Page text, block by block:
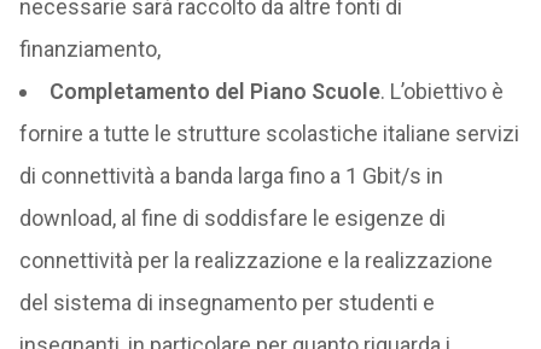
necessarie sarà raccolto da altre fonti di
finanziamento,
Completamento del Piano Scuole. L’obiettivo è
fornire a tutte le strutture scolastiche italiane servizi
di connettività a banda larga fino a 1 Gbit/s in
download, al fine di soddisfare le esigenze di
connettività per la realizzazione e la realizzazione
del sistema di insegnamento per studenti e